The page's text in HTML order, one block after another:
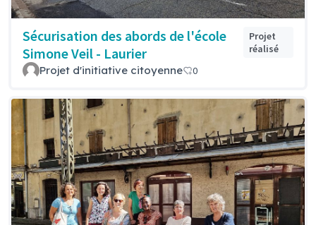
Sécurisation des abords de l'école
Simone Veil - Laurier
Projet
réalisé
Projet d'initiative citoyenne 0